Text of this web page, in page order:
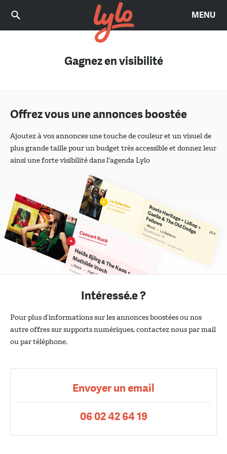
MENU
Gagnez en visibilité
Offrez vous une annonces boostée
Ajoutez à vos annonces une touche de couleur et un visuel de
plus grande taille pour un budget très accessible et donnez leur
ainsi une forte visibilité dans l'agenda Lylo
Intéressé.e ?
Pour plus d’informations sur les annonces boostées ou nos
autre offres sur supports numériques, contactez nous par mail
ou par téléphone.
Envoyer un email
06 02 42 64 19